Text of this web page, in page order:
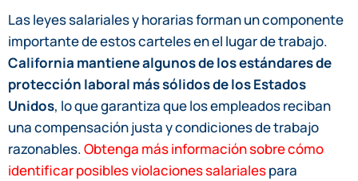
Las leyes salariales y horarias forman un componente
importante de estos carteles en el lugar de trabajo.
California mantiene algunos de los estándares de
protección laboral más sólidos de los Estados
Unidos, lo que garantiza que los empleados reciban
una compensación justa y condiciones de trabajo
razonables.Obtenga más información sobre cómo
identificar posibles violaciones salarialespara